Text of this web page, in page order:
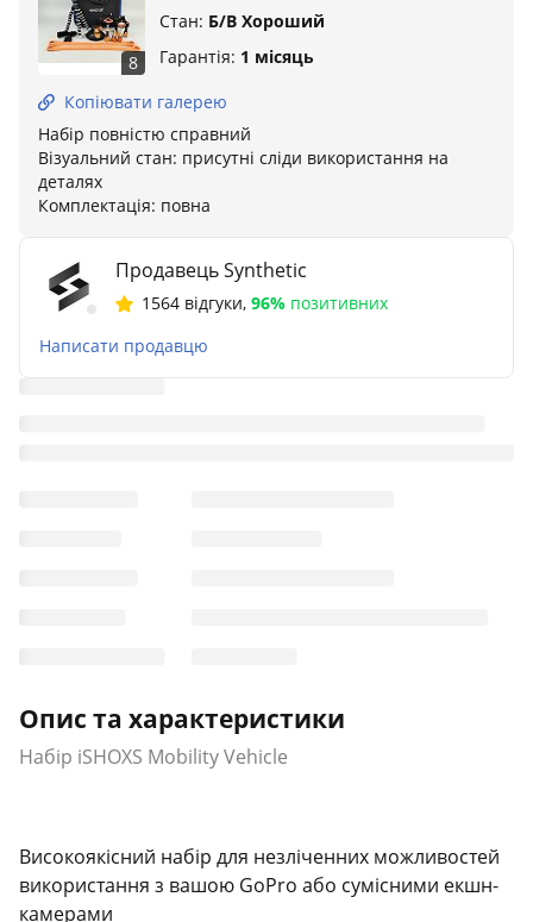
8
Стан: Б/В Хороший
Гарантія: 1 місяць
Копіювати галерею
Набір повністю справний
Візуальний стан: присутні сліди використання на
деталях
Комплектація: повна
Продавець Synthetic
1564 відгуки, 96% позитивних
Написати продавцю
Опис та характеристики
Набір iSHOXS Mobility Vehicle
Високоякісний набір для незліченних можливостей
використання з вашою GoPro або сумісними екшн-
камерами